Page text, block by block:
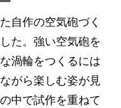
自作の空気砲づく
た。強い空気砲を
渦輪をつくるには
がら楽しむ姿が見
中で試作を重ねて